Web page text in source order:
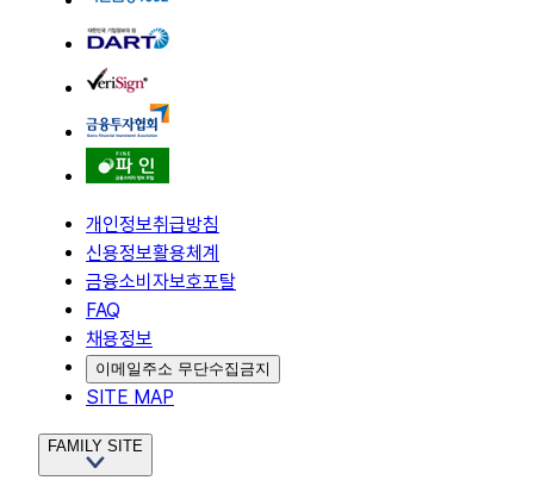
개인정보취급방침
신용정보활용체계
금융소비자보호포탈
FAQ
채용정보
이메일주소 무단수집금지
SITE MAP
FAMILY SITE